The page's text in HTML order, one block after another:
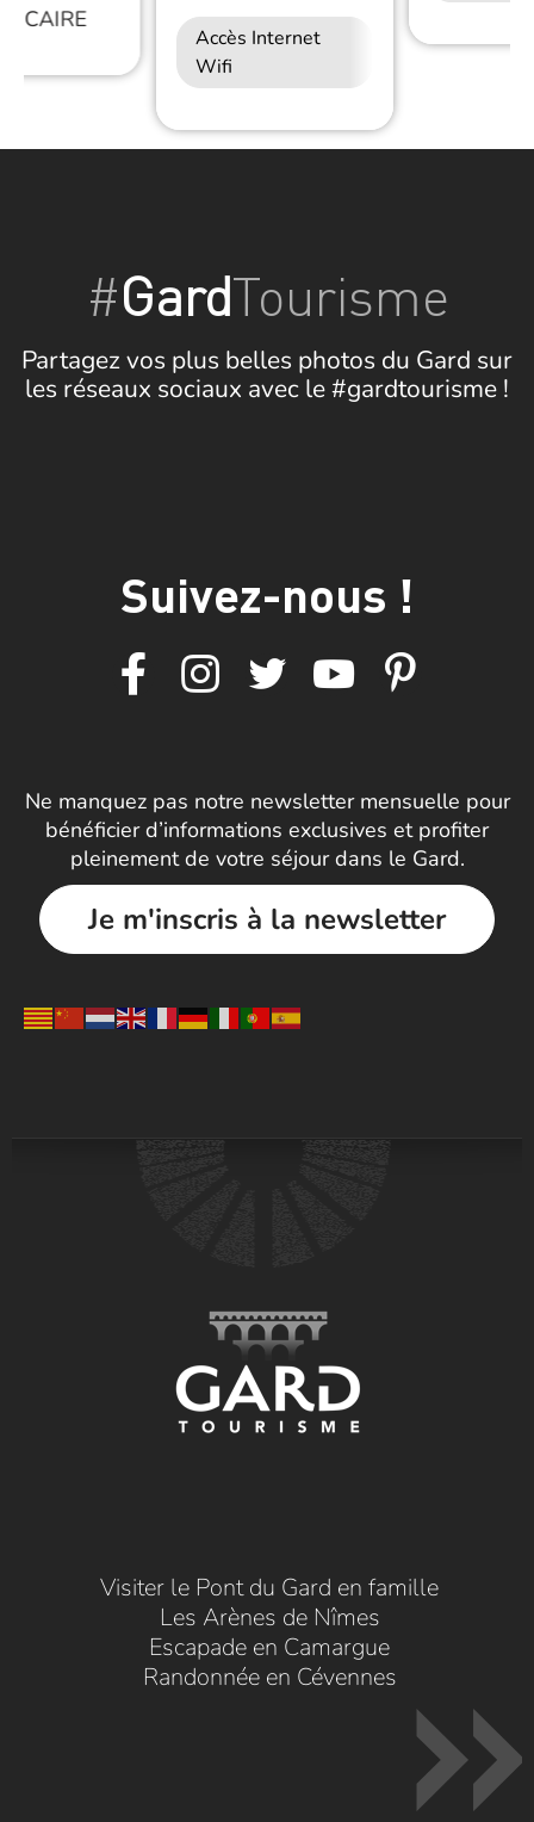
Accès Internet
Wifi
#GardTourisme
Partagez vos plus belles photos du Gard sur
les réseaux sociaux avec le #gardtourisme !
Suivez-nous !
Ne manquez pas notre newsletter mensuelle pour
bénéficier d’informations exclusives et profiter
pleinement de votre séjour dans le Gard.
Je m'inscris à la newsletter
Visiter le Pont du Gard en famille
Les Arènes de Nîmes
Escapade en Camargue
Randonnée en Cévennes